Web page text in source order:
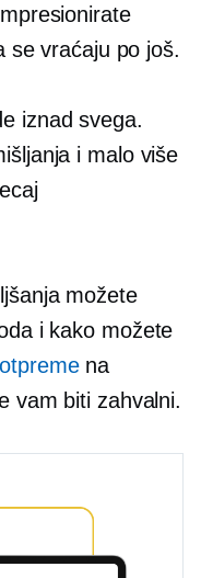
se vraćaju po još.
iznad svega.
i malo više
možete
i kako možete
na
vam biti zahvalni.